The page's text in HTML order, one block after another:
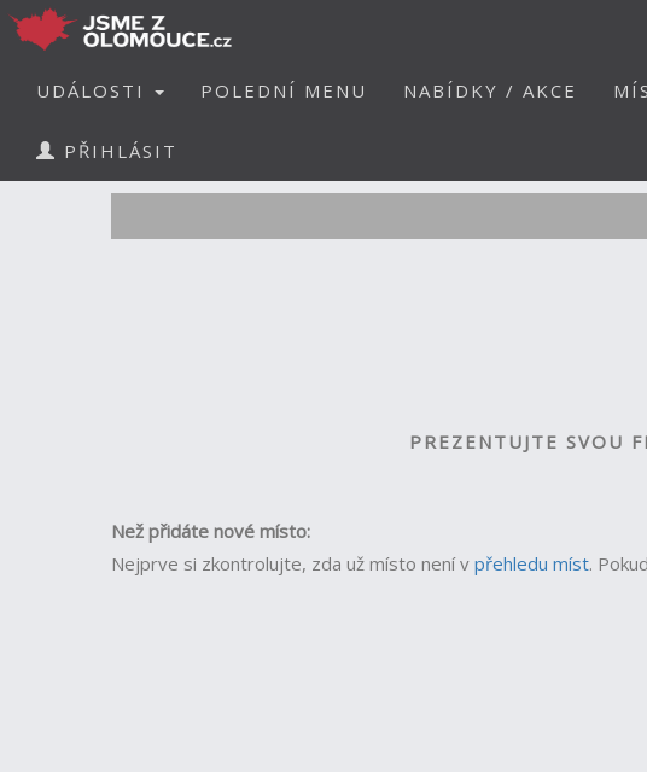
UDÁLOSTI POLEDNÍ MENU NABÍDKY / AKCE
PŘIHLÁSIT
PREZENTUJTE SVOU
Než přidáte nové místo:
Nejprve si zkontrolujte, zda už místo není v přehledu míst.